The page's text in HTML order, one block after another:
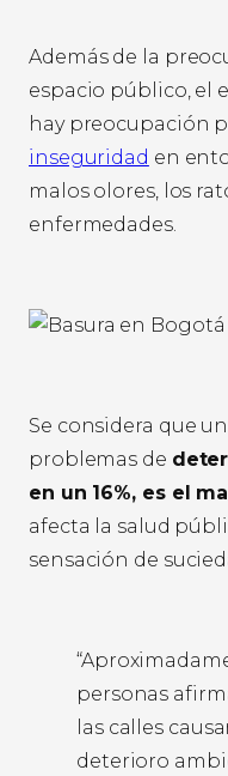
Además de la
espacio público, el
hay preocupación
inseguridad en
malos olores, los
enfermedades.
Se considera que
problemas de
en un 16%, es el
afecta la salud
sensación de
personas
las calles
deterioro